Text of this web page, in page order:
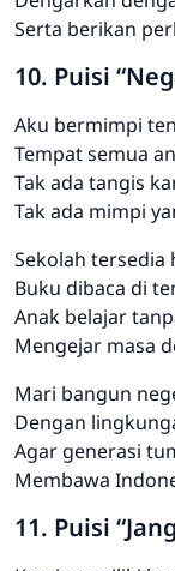
Serta berikan
10. Puisi
Aku bermimpi
Tempat semua
Tak ada tangis
Tak ada mimpi
Sekolah tersedia
Buku dibaca di
Anak belajar
Mengejar masa
Mari bangun
Dengan
Agar generasi
Membawa
11. Puisi